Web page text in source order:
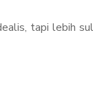
tapi lebih